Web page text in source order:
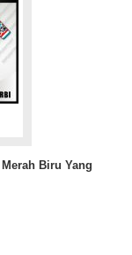
Biru Yang